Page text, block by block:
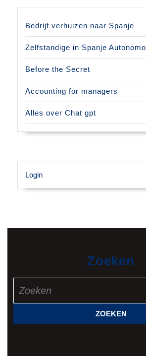
Bedrijf verhuizen naar Spanje
Zelfstandige in Spanje Autonomo
Before the Secret
Accounting for managers
Alles over Chat gpt
Login
Zoeken
naar: